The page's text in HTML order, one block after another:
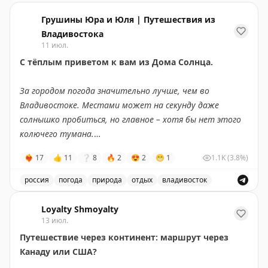
Грушины Юра и Юля | Путешествия из
Владивостока
11 июл.
С тёплым приветом к вам из Дома Солнца.
За городом погода значительно лучше, чем во
Владивостоке. Местами может на секунду даже
солнышко пробиться, но главное – хотя бы нет этого
колючего тумана.
Мы живём на сопке, и у нас вообще ощущение, что
облака на дом спускаются.
Но есть и хорошие новости
прогнозу погоды на следующей неделе два дня
просто облачка с солнышком. Есть надежда, что
погода улучшится, потому что редко приложение моё
❤‍🔥 17 👍 11 ❔ 8 🔥 2 😍 2 😁 1 1.1K(3.8%)
россия погода природа отдых владивосток
Loyalty Shmoyalty
13 июл.
Путешествие через континент: маршрут через
Канаду или США?